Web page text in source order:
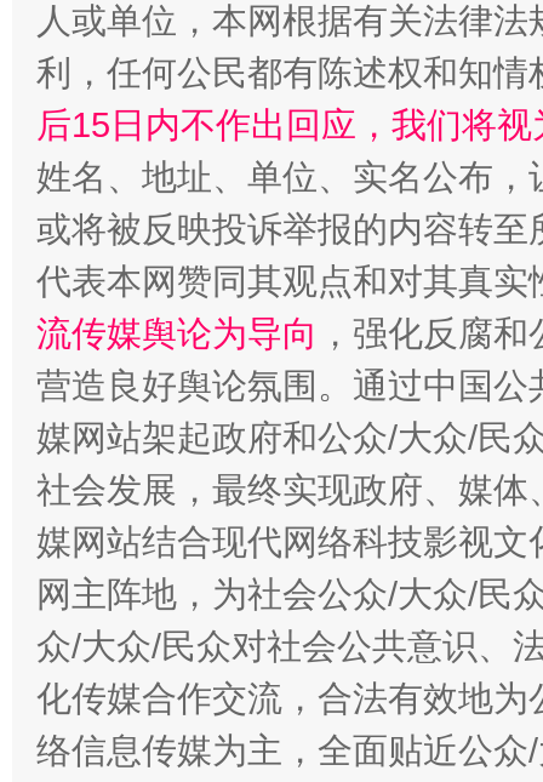
完善运行机制助力责任有效落实 一纸欠
东山县通报“牛蛙产品抗生素超标问题” 法
人或单位，本网根据有关法律
利，任何公民都有陈述权和知情
后15日内不作出回应，我们将
姓名、地址、单位、实名公布
或将被反映投诉举报的内容转
代表本网赞同其观点和对其真实
流传媒舆论为导向 ，强化反腐
营造良好舆论氛围。通过中国
媒网站架起政府和公众/大众/民
社会发展，最终实现政府、媒
媒网站结合现代网络科技影视
网主阵地，为社会公众/大众/民
众/大众/民众对社会公共意识、
化传媒合作交流，合法有效地
络信息传媒为主，全面贴近公